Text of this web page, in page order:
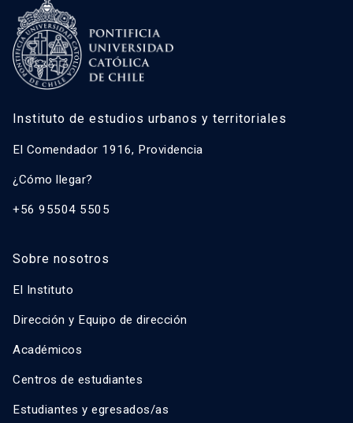
Instituto de estudios urbanos y territoriales
El Comendador 1916, Providencia
¿Cómo llegar?
+56 95504 5505
Sobre nosotros
El Instituto
Dirección y Equipo de dirección
Académicos
Centros de estudiantes
Estudiantes y egresados/as